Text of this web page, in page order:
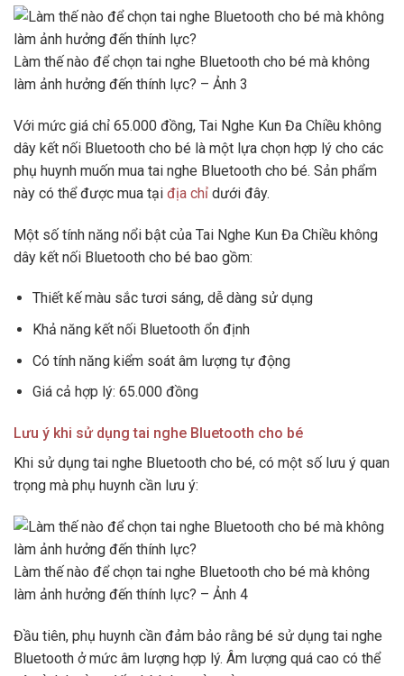
Làm thế nào để chọn tai nghe Bluetooth cho bé mà không
làm ảnh hưởng đến thính lực? – Ảnh 3
Với mức giá chỉ 65.000 đồng, Tai Nghe Kun Đa Chiều không
dây kết nối Bluetooth cho bé là một lựa chọn hợp lý cho các
phụ huynh muốn mua tai nghe Bluetooth cho bé. Sản phẩm
này có thể được mua tại địa chỉ dưới đây.
Một số tính năng nổi bật của Tai Nghe Kun Đa Chiều không
dây kết nối Bluetooth cho bé bao gồm:
Thiết kế màu sắc tươi sáng, dễ dàng sử dụng
Khả năng kết nối Bluetooth ổn định
Có tính năng kiểm soát âm lượng tự động
Giá cả hợp lý: 65.000 đồng
Lưu ý khi sử dụng tai nghe Bluetooth cho bé
Khi sử dụng tai nghe Bluetooth cho bé, có một số lưu ý quan
trọng mà phụ huynh cần lưu ý:
Làm thế nào để chọn tai nghe Bluetooth cho bé mà không
làm ảnh hưởng đến thính lực? – Ảnh 4
Đầu tiên, phụ huynh cần đảm bảo rằng bé sử dụng tai nghe
Bluetooth ở mức âm lượng hợp lý. Âm lượng quá cao có thể